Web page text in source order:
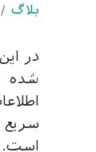
بلاگ
شده
سریع
است.